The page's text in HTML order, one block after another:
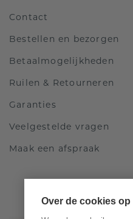
Contact
Bestellen en bezorgen
Betaalmogelijkheden
Ruilen & Retourneren
Garanties
Veelgestelde vragen
Maak een afspraak
Over de cookies op